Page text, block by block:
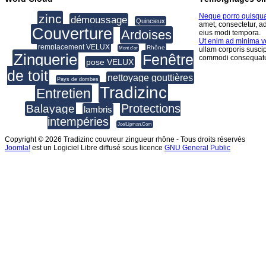
zinc démoussage Quincieux
Couverture Ardoises
remplacement VELUX Mont d'or Rhône
Zinguerie pose VELUX
Fenêtre
de toit
Pays de dombes nettoyage gouttières
Entretien Tradizinc
Balayage lambris
Protections
intempéries
JoelLipman.Com
Neque porro
amet, consectetur,
eius modi tempora.
Ut enim ad minima
ullam corporis
commodi
Copyright © 2026 Tradizinc couvreur zingueur rhône - Tous droits réservés
Joomla! est un Logiciel Libre diffusé sous licence GNU General Public